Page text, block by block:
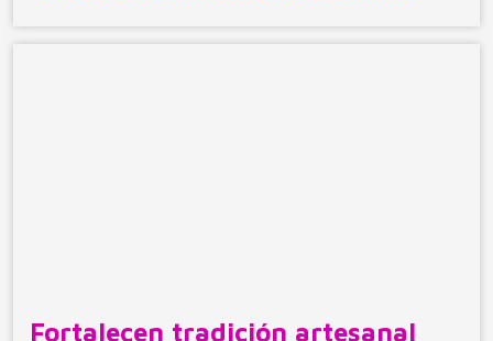
Fortalecen tradición artesanal